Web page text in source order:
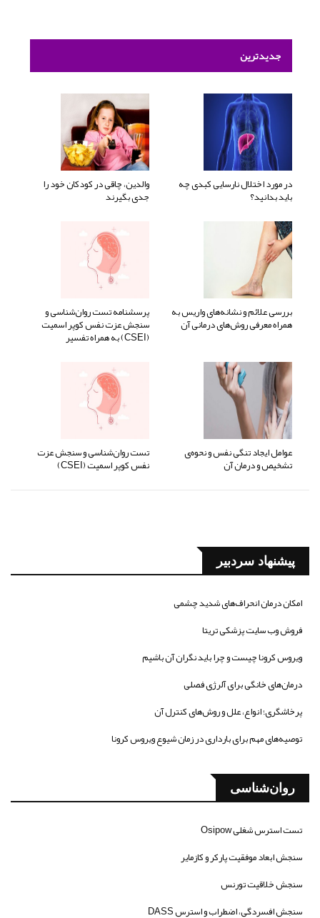
جدیدترین
در مورد اختلال نارسایی کبدی چه
باید بدانید؟
والدین، چاقی در کودکان خود را
جدی بگیرند
بررسی علائم و نشانه‌های واریس به
همراه معرفی روش‌های درمانی آن
پرسشنامه تست روان‌شناسی و
سنجش عزت نفس کوپر اسمیت
(CSEI) به همراه تفسیر
عوامل ایجاد تنگی نفس و نحوه‌ی
تشخیص و درمان آن
تست روان‌شناسی و سنجش عزت
نفس کوپر اسمیت (CSEI)
پیشنهاد سردبیر
امکان درمان انحراف‌های شدید چشمی
فروش وب سایت پزشکی تریتا
ویروس کرونا چیست و چرا باید نگران آن باشیم
درمان‌های خانگی برای آلرژی فصلی
پرخاشگری؛ انواع، علل و روش‌های کنترل آن
توصیه‌های مهم برای بارداری در زمان شیوع ویروس کرونا
روان‌شناسی
تست استرس شغلی Osipow
سنجش ابعاد موفقیت پارکر و کازمایر
سنجش خلاقیت تورنس
سنجش افسردگی، اضطراب و استرس DASS